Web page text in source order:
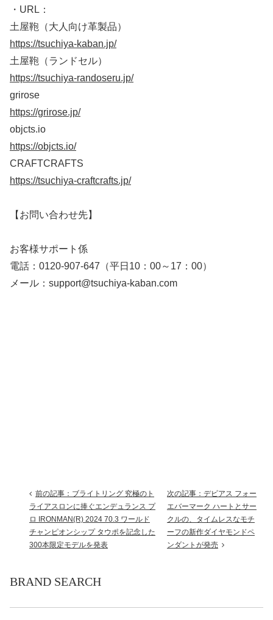
・URL：
土屋鞄（大人向け革製品）
https://tsuchiya-kaban.jp/
土屋鞄（ランドセル）
https://tsuchiya-randoseru.jp/
grirose
https://grirose.jp/
objcts.io
https://objcts.io/
CRAFTCRAFTS
https://tsuchiya-craftcrafts.jp/
【お問い合わせ先】
お客様サポート係
電話：0120-907-647（平日10：00～17：00）
メール：support@tsuchiya-kaban.com
前の記事：ブライトリング 究極のト
ライアスロンに捧ぐエンデュランス プ
ロ IRONMAN(R) 2024 70.3 ワールド
チャンピオンシップ タウポを記念した
300本限定モデルを発表
次の記事：デビアス フォー
エバーマーク ハートとサー
クルの、タイムレスなモチ
ーフの新作ダイヤモンドペ
ンダントが発売
BRAND SEARCH